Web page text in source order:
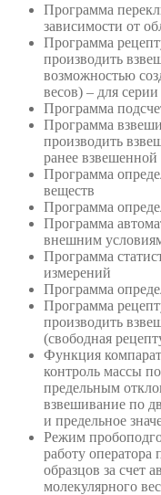
Программа
зависимости от
Программа
производить
возможностью
весов) – для
Программа
Программа
производить
ранее
Программа
веществ
Программа
Программа
внешним
Программа
измерений
Программа
Программа
производить
(свободная
Функция
контроль массы
предельным
взвешивание по
и предельное
Режим
работу оператора
образцов за счет
молекулярного